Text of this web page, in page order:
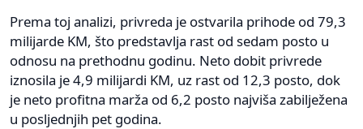
Prema toj analizi, privreda je ostvarila prihode od 79,3
milijarde KM, što predstavlja rast od sedam posto u
odnosu na prethodnu godinu. Neto dobit privrede
iznosila je 4,9 milijardi KM, uz rast od 12,3 posto, dok
je neto profitna marža od 6,2 posto najviša zabilježena
u posljednjih pet godina.